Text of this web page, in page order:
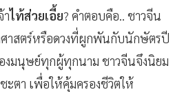
าไท้ส่วยเอี้ย? คำตอบคือ.. ชาวจีน
ศาสตร์หรือดวงที่ผูกพันกับนักษัตรปี
งมนุษย์ทุกผู้ทุกนาม ชาวจีนจึงนิยม
ะตา เพื่อให้คุ้มครองชีวิตให้